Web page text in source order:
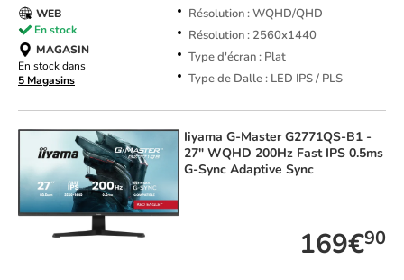
Résolution : WQHD/QHD
Résolution : 2560x1440
Type d'écran : Plat
Type de Dalle : LED IPS / PLS
WEB
En stock
MAGASIN
En stock dans
5 Magasins
Iiyama G-Master G2771QS-B1 -
27" WQHD 200Hz Fast IPS 0.5ms
G-Sync Adaptive Sync
169€90